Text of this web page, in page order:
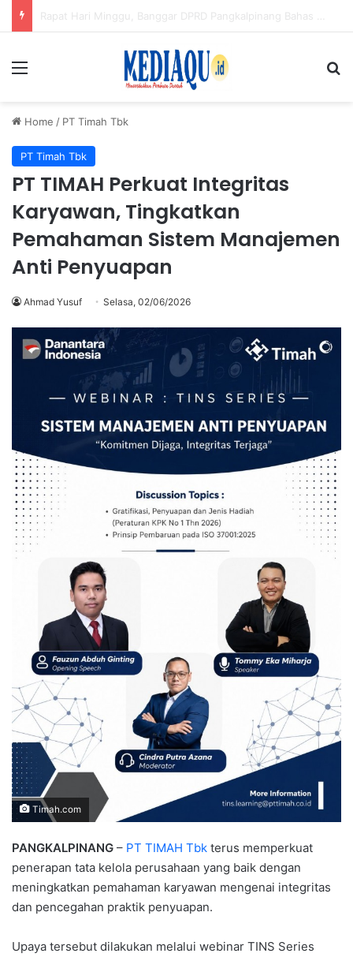
Menu
Home / PT Timah Tbk
PT Timah Tbk
PT TIMAH Perkuat Integritas
Karyawan, Tingkatkan
Pemahaman Sistem Manajemen
Anti Penyuapan
Ahmad Yusuf Selasa, 02/06/2026
Timah.com
PANGKALPINANG – PT TIMAH Tbk terus memperkuat
penerapan tata kelola perusahaan yang baik dengan
meningkatkan pemahaman karyawan mengenai integritas
dan pencegahan praktik penyuapan.
Upaya tersebut dilakukan melalui webinar TINS Series